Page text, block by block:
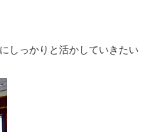
しっかりと活かしていきたい